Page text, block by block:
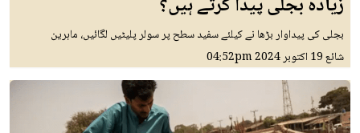
بجلی کی پیداوار بڑھا نے کیلئے سفید سطح پر سولر پلیٹیں لگائیں، ماہرین
شائع19 اکتوبر 2024 04:52pm